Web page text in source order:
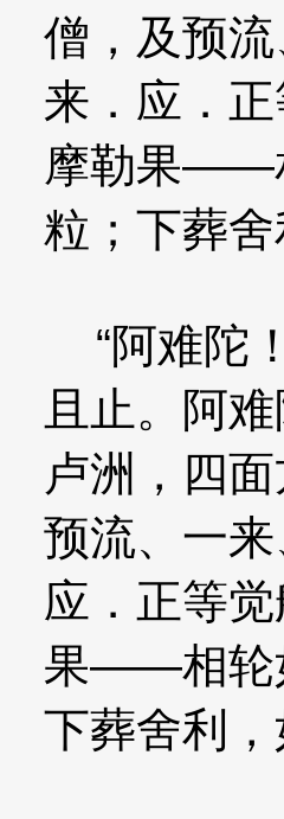
僧，及预
来．应．
摩勒果——
粒；下葬
“阿难陀
且止。阿
卢洲，四
预流、一
应．正等
果——相轮
下葬舍利